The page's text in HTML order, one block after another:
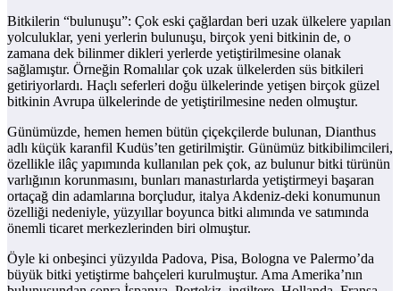
Bitkilerin “bulunuşu”: Çok eski çağlardan beri uzak ülkelere yapılan
yolculuklar, yeni yerlerin bulunuşu, birçok yeni bitkinin de, o
zamana dek bilinmer dikleri yerlerde yetiştirilmesine olanak
sağlamıştır. Örneğin Romalılar çok uzak ülkelerden süs bitkileri
getiriyorlardı. Haçlı seferleri doğu ülkelerinde yetişen birçok güzel
bitkinin Avrupa ülkelerinde de yetiştirilmesine neden olmuştur.
Günümüzde, hemen hemen bütün çiçekçilerde bulunan, Dianthus
adlı küçük karanfil Kudüs’ten getirilmiştir. Günümüz bitkibilimcileri,
özellikle ilâç yapımında kullanılan pek çok, az bulunur bitki türünün
varlığının korunmasını, bunları manastırlarda yetiştirmeyi başaran
ortaçağ din adamlarına borçludur, italya Akdeniz-deki konumunun
özelliği nedeniyle, yüzyıllar boyunca bitki alımında ve satımında
önemli ticaret merkezlerinden biri olmuştur.
Öyle ki onbeşinci yüzyılda Padova, Pisa, Bologna ve Palermo’da
büyük bitki yetiştirme bahçeleri kurulmuştur. Ama Amerika’nın